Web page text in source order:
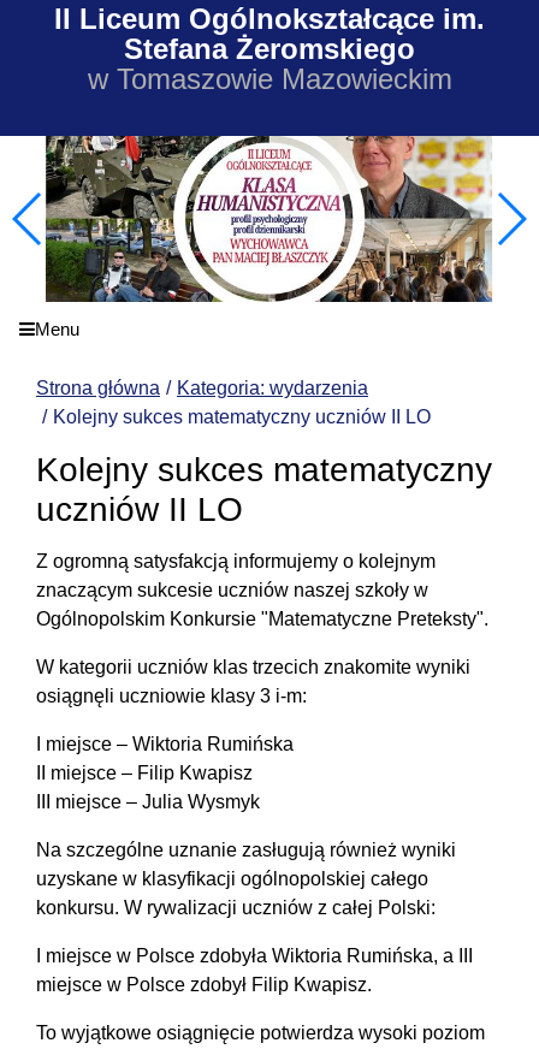
II Liceum Ogólnokształcące im.
Stefana Żeromskiego
w Tomaszowie Mazowieckim
Menu
Strona główna
Kategoria: wydarzenia
Kolejny sukces matematyczny uczniów II LO
Kolejny sukces matematyczny
uczniów II LO
Z ogromną satysfakcją informujemy o kolejnym
znaczącym sukcesie uczniów naszej szkoły w
Ogólnopolskim Konkursie "Matematyczne Preteksty".
W kategorii uczniów klas trzecich znakomite wyniki
osiągnęli uczniowie klasy 3 i-m:
I miejsce – Wiktoria Rumińska
II miejsce – Filip Kwapisz
III miejsce – Julia Wysmyk
Na szczególne uznanie zasługują również wyniki
uzyskane w klasyfikacji ogólnopolskiej całego
konkursu. W rywalizacji uczniów z całej Polski:
I miejsce w Polsce zdobyła Wiktoria Rumińska, a III
miejsce w Polsce zdobył Filip Kwapisz.
To wyjątkowe osiągnięcie potwierdza wysoki poziom